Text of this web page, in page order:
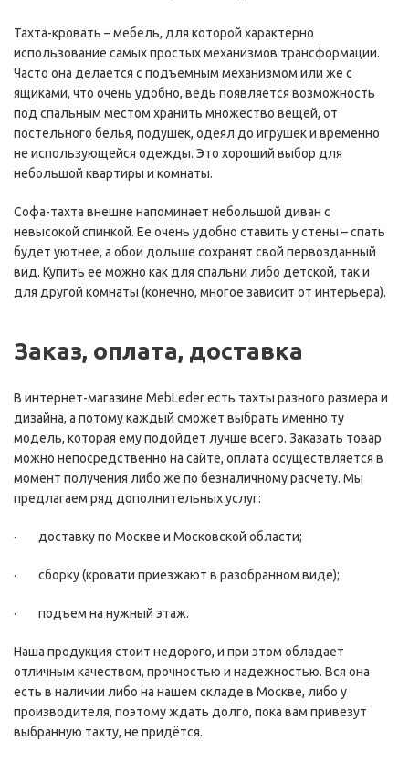
Тахта-кровать – мебель, для которой характерно
использование самых простых механизмов трансформации.
Часто она делается с подъемным механизмом или же с
ящиками, что очень удобно, ведь появляется возможность
под спальным местом хранить множество вещей, от
постельного белья, подушек, одеял до игрушек и временно
не использующейся одежды. Это хороший выбор для
небольшой квартиры и комнаты.
Софа-тахта внешне напоминает небольшой диван с
невысокой спинкой. Ее очень удобно ставить у стены – спать
будет уютнее, а обои дольше сохранят свой первозданный
вид. Купить ее можно как для спальни либо детской, так и
для другой комнаты (конечно, многое зависит от интерьера).
Заказ, оплата, доставка
В интернет-магазине MebLeder есть тахты разного размера и
дизайна, а потому каждый сможет выбрать именно ту
модель, которая ему подойдет лучше всего. Заказать товар
можно непосредственно на сайте, оплата осуществляется в
момент получения либо же по безналичному расчету. Мы
предлагаем ряд дополнительных услуг:
· доставку по Москве и Московской области;
· сборку (кровати приезжают в разобранном виде);
· подъем на нужный этаж.
Наша продукция стоит недорого, и при этом обладает
отличным качеством, прочностью и надежностью. Вся она
есть в наличии либо на нашем складе в Москве, либо у
производителя, поэтому ждать долго, пока вам привезут
выбранную тахту, не придётся.